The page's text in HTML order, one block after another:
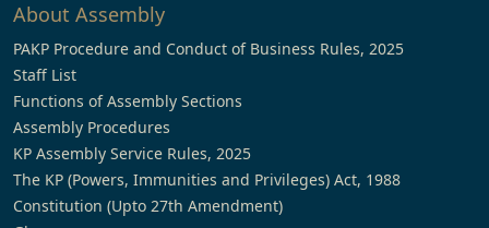
About Assembly
PAKP Procedure and Conduct of Business Rules, 2025
Staff List
Functions of Assembly Sections
Assembly Procedures
KP Assembly Service Rules, 2025
The KP (Powers, Immunities and Privileges) Act, 1988
Constitution (Upto 27th Amendment)